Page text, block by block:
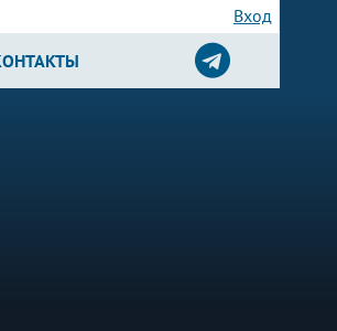
Вход